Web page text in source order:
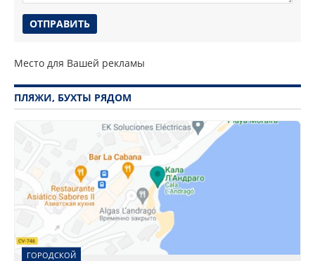
Место для Вашей рекламы
ПЛЯЖИ, БУХТЫ РЯДОМ
ГОРОДСКОЙ